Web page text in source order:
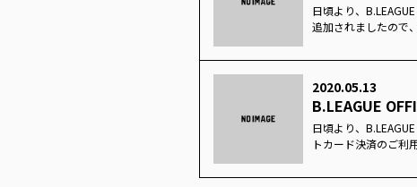
日頃より、
追加されましたので
2020.05.13
B.LEAGUE
日頃より、
トカード決済のご利